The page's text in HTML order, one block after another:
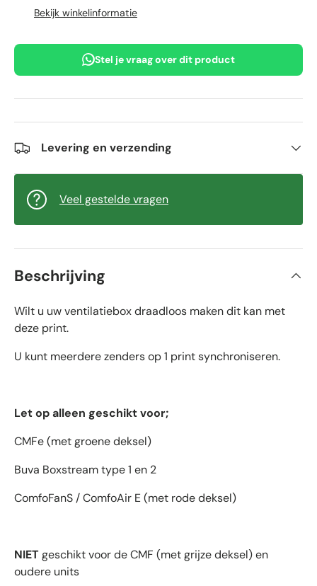
Bekijk winkelinformatie
Stel je vraag over dit product
Levering en verzending
Veel gestelde vragen
Beschrijving
Wilt u uw ventilatiebox draadloos maken dit kan met
deze print.
U kunt meerdere zenders op 1 print synchroniseren.
Let op alleen geschikt voor;
CMFe (met groene deksel)
Buva Boxstream type 1 en 2
ComfoFanS / ComfoAir E (met rode deksel)
NIETgeschikt voor de CMF (met grijze deksel) en
oudere units